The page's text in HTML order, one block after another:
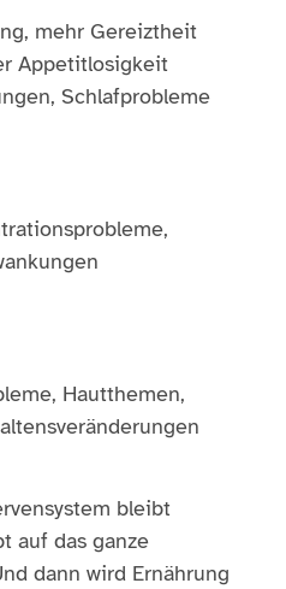
mehr Gereiztheit
Appetitlosigkeit
Schlafprobleme
Hautthemen,
bleibt
auf das ganze
dann wird Ernährung